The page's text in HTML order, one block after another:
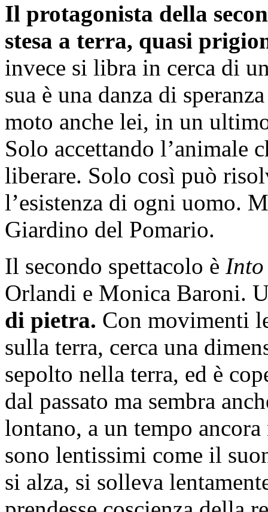
Il protagonista della
stesa a terra, quasi
invece si libra in cerca di
sua è una danza di
moto anche lei, in un
Solo accettando l’animale
liberare. Solo così può
l’esistenza di ogni uomo.
Giardino del Pomario.
Il secondo spettacolo è Into
Orlandi e Monica Baroni.
di pietra. Con movimenti
sulla terra, cerca una
sepolto nella terra, ed è
dal passato ma sembra
lontano, a un tempo
sono lentissimi come il
si alza, si solleva